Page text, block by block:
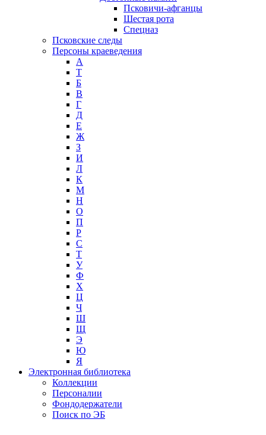
Псковичи-афганцы
Шестая рота
Спецназ
Псковские следы
Персоны краеведения
А
T
Б
В
Г
Д
Е
Ж
З
И
Л
К
М
Н
О
П
Р
С
Т
У
Ф
Х
Ц
Ч
Ш
Щ
Э
Ю
Я
Электронная библиотека
Коллекции
Персоналии
Фондодержатели
Поиск по ЭБ